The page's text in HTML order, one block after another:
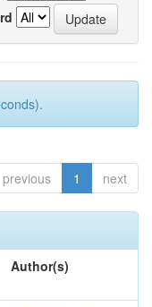
previous 1 next
Author(s)